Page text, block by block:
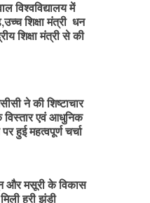
विश्वविद्यालय में
शिक्षा मंत्री धन
शिक्षा मंत्री से की
ने की शिष्टाचार
विस्तार एवं आधुनिक
हुई महत्वपूर्ण चर्चा
और मसूरी के विकास
हरी झंडी